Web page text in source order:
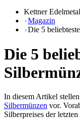
Kettner
Magazin
Die 5
Die 5
In diesem Artikel
Silbermünzen vor.
Silberpreises der letzten